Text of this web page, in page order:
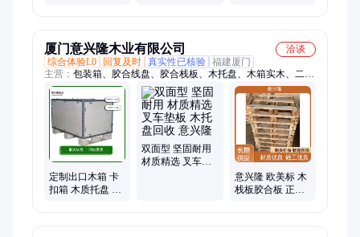
厦门意兴隆木业有限公司
洽谈
综合体验L0
回复及时 真实性已核验 福建厦门
主营： 包装箱、胶合线盘、胶合栈板、木托盘、木箱实木、二手
托盘、出口托盘、出口木箱、拆卸木箱、多功能木箱、三角枕
木、脚墩多量、栈板实木、中纤板堵板、边箱可定制
定制出口木箱 卡
扣箱 木质托盘 工
双面型 坚固耐用
材质精选 叉车垫
意兴隆 欧美标 木
栈板胶合板 正方